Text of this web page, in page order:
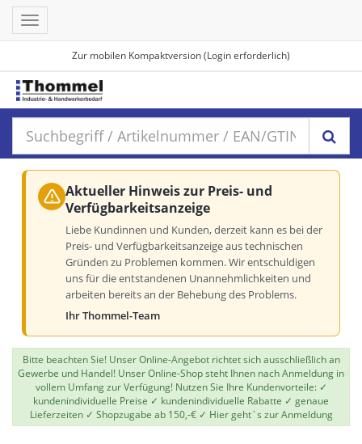
Zur mobilen Kompaktversion (Login erforderlich)
Toggle
navigation
Aktueller Hinweis zur Preis- und
Verfügbarkeitsanzeige
Liebe Kundinnen und Kunden, derzeit kann es bei der
Preis- und Verfügbarkeitsanzeige aus technischen
Gründen zu Problemen kommen. Wir entschuldigen
uns für die entstandenen Unannehmlichkeiten und
arbeiten bereits an der Behebung des Problems.
Ihr Thommel-Team
Bitte beachten Sie! Unser Online-Angebot richtet sich ausschließlich an
Gewerbe und Handel! Unser Online-Shop steht Ihnen nach Anmeldung in
vollem Umfang zur Verfügung! Nutzen Sie Ihre Kundenvorteile: ✓
kundenindividuelle Preise ✓ kundenindividuelle Rabatte ✓ genaue
Lieferzeiten ✓ Shopzugabe ab 150,-€ ✓ Hier geht`s zur Anmeldung